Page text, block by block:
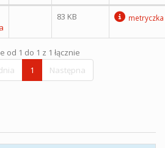
83 KB metryczka
od 1 do 1 z 1 łącznie
1 Następna